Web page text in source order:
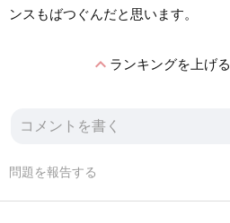
ンスもばつぐんだと思います。
expand_lessランキングを上げる
問題を報告する